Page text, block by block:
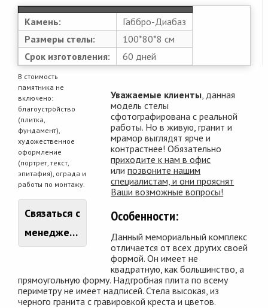
Камень:
Габбро-Диабаз
Размеры стелы:
100*80*8 см
Срок изготовления:
60 дней
В стоимость
памятника не
включено:
благоустройство
(плитка,
фундамент),
художественное
оформление
(портрет, текст,
эпитафия), ограда и
работы по монтажу.
Связаться с
менеджером
Уважаемые клиенты , данная
модель стелы
сфотографирована с реальной
работы. Но в живую, гранит и
мрамор выглядят ярче и
контрастнее! Обязательно
приходите к нам в офис
илипозвоните нашим
специалистам, и они прояснят
Ваши возможные вопросы!
Особенности:
Данный мемориальный комплекс
отличается от всех других своей
формой. Он имеет не
квадратную, как большинство, а
прямоугольную форму. Надгробная плита по всему
периметру не имеет надписей. Стела высокая, из
черного гранита с гравировкой креста и цветов.